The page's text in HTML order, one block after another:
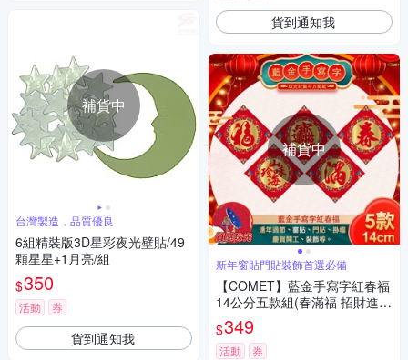
補貨中
台灣製造，品質優良
6組精裝版3D星彩夜光壁貼/49
顆星星+1月亮/組
$350
活動 券
貨到通知我
貨到通知我
補貨中
新年窗貼門貼裝飾首選必備
【COMET】藍金手寫字紅春福
14公分五款組(春滿福 招財進寶
山珍海味 春聯 窗貼 春福/NYL0
196-00)
$349
活動 券